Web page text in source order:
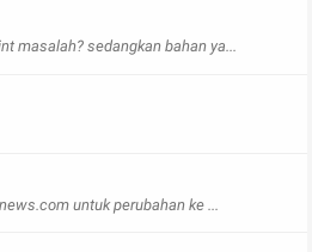
masalah? sedangkan bahan ya...
untuk perubahan ke ...